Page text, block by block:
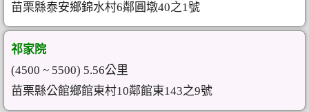
苗栗縣泰安鄉錦水村6鄰圓墩40之1號
祁家院
(4500 ~ 5500) 5.56公里
苗栗縣公館鄉館東村10鄰館東143之9號